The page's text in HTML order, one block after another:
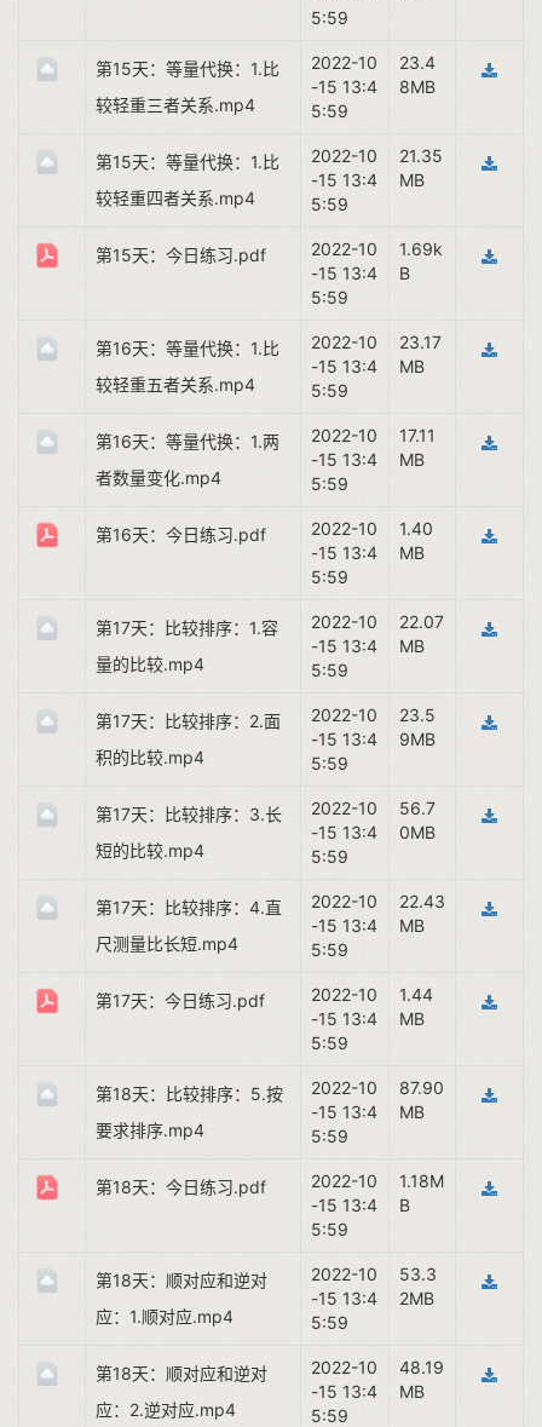
5:59
第15天：等量代换：1.比
较轻重三者关系.mp4
2022-10
-15 13:4
5:59
23.4
8MB
第15天：等量代换：1.比
较轻重四者关系.mp4
2022-10
-15 13:4
5:59
21.35
MB
第15天：今日练习.pdf
2022-10
-15 13:4
5:59
1.69k
B
第16天：等量代换：1.比
较轻重五者关系.mp4
2022-10
-15 13:4
5:59
23.17
MB
第16天：等量代换：1.两
者数量变化.mp4
2022-10
-15 13:4
5:59
17.11
MB
第16天：今日练习.pdf
2022-10
-15 13:4
5:59
1.40
MB
第17天：比较排序：1.容
量的比较.mp4
2022-10
-15 13:4
5:59
22.07
MB
第17天：比较排序：2.面
积的比较.mp4
2022-10
-15 13:4
5:59
23.5
9MB
第17天：比较排序：3.长
短的比较.mp4
2022-10
-15 13:4
5:59
56.7
0MB
第17天：比较排序：4.直
尺测量比长短.mp4
2022-10
-15 13:4
5:59
22.43
MB
第17天：今日练习.pdf
2022-10
-15 13:4
5:59
1.44
MB
第18天：比较排序：5.按
要求排序.mp4
2022-10
-15 13:4
5:59
87.90
MB
第18天：今日练习.pdf
2022-10
-15 13:4
5:59
1.18M
B
第18天：顺对应和逆对
应：1.顺对应.mp4
2022-10
-15 13:4
5:59
53.3
2MB
第18天：顺对应和逆对
应：2.逆对应.mp4
2022-10
-15 13:4
5:59
48.19
MB